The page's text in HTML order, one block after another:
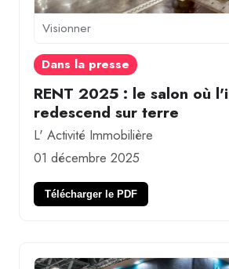
Visionner
Dans la presse
RENT 2025 : le salon où
redescend sur terre
L' Activité Immobilière
01 décembre 2025
Télécharger le PDF